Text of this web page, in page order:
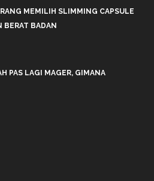
MEMILIH SLIMMING CAPSULE
BERAT BADAN
PAS LAGI MAGER, GIMANA